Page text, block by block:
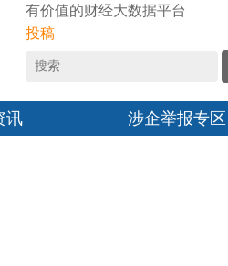
有价值的财经大数据平台
投稿
讯 涉企举报专区